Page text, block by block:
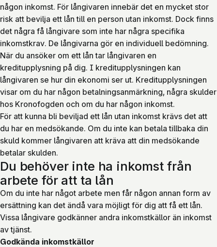
någon inkomst. För långivaren innebär det en mycket stor
risk att bevilja ett lån till en person utan inkomst. Dock finns
det några få långivare som inte har några specifika
inkomstkrav. De långivarna gör en individuell bedömning.
När du ansöker om ett lån tar långivaren en
kreditupplysning på dig. I kreditupplysningen kan
långivaren se hur din ekonomi ser ut. Kreditupplysningen
visar om du har någon betalningsanmärkning, några skulder
hos Kronofogden och om du har någon inkomst.
För att kunna bli beviljad ett lån utan inkomst krävs det att
du har en medsökande. Om du inte kan betala tillbaka din
skuld kommer långivaren att kräva att din medsökande
betalar skulden.
Du behöver inte ha inkomst från
arbete för att ta lån
Om du inte har något arbete men får någon annan form av
ersättning kan det ändå vara möjligt för dig att få ett lån.
Vissa långivare godkänner andra inkomstkällor än inkomst
av tjänst.
Godkända inkomstkällor